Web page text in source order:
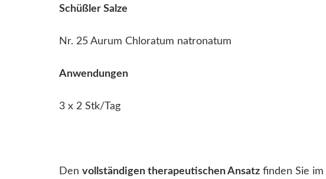
Schüßler Salze
Nr. 25 Aurum Chloratum natronatum
Anwendungen
3 x 2 Stk/Tag
Den vollständigen therapeutischen Ansatzfinden Sie im